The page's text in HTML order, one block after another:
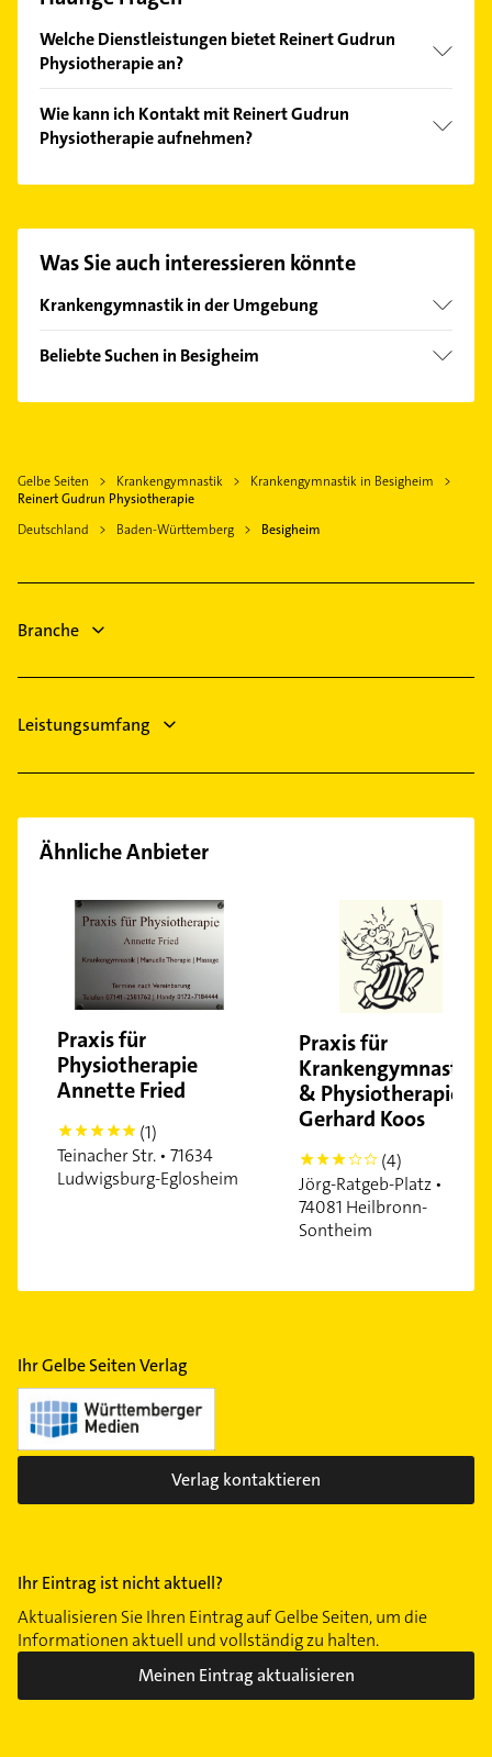
Welche Dienstleistungen bietet Reinert Gudrun
Physiotherapie an?
Lymphdrainage, krankengymnastik, massage,
Fußreflexzonentherapie und Cranio-sacrale-
Wie kann ich Kontakt mit Reinert Gudrun
Physiotherapie aufnehmen?
Hier finden Sie alleKontaktdaten
Was Sie auch interessieren könnte
Krankengymnastik in der Umgebung
Bönnigheim
Sachsenheim Württemberg
Tamm
Ilsfeld
Asperg
Markgröningen
Beliebte Suchen in Besigheim
Sanitärinstallation
Heizungsbauer
Bauunternehmen
Zahnarzt
Gelbe Seiten Krankengymnastik
Krankengymnastik in Besigheim
Reinert Gudrun Physiotherapie
Deutschland
Baden-Württemberg Besigheim
Branche
Leistungsumfang
Ähnliche Anbieter
Praxis für
Physiotherapie
Annette Fried
5
(1)
Teinacher Str. • 71634
Ludwigsburg-Eglosheim
Praxis für
Krankengymnastik
& Physiotherapie
Gerhard Koos
3
(4)
Jörg-Ratgeb-Platz •
74081 Heilbronn-
Sontheim
Ihr Gelbe Seiten Verlag
Verlag kontaktieren
Ihr Eintrag ist nicht aktuell?
Aktualisieren Sie Ihren Eintrag auf Gelbe Seiten, um die
Informationen aktuell und vollständig zu halten.
Meinen Eintrag aktualisieren